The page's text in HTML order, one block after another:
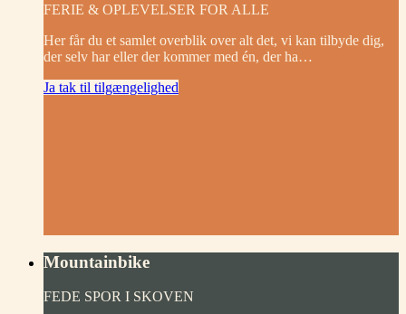
FERIE & OPLEVELSER FOR ALLE
Her får du et samlet overblik over alt det, vi kan tilbyde dig,
der selv har eller der kommer med én, der ha…
Ja tak til tilgængelighed
Mountainbike
FEDE SPOR I SKOVEN